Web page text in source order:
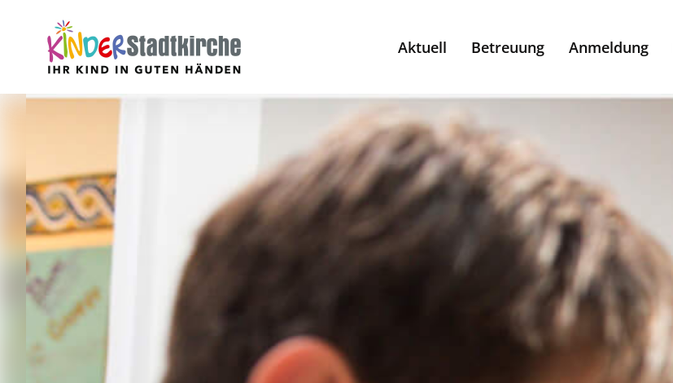
Aktuell Betreuung Anmeldung
Aktuell
Über uns
Leitbild
Verein
Geschäftsführung
Mitarbeiter
Stellenangebote
Betreuung
Gymnasien
Goethe- Gymnasium
Humboldt- Gymnasium
Kant- Gymnasium
Lessing- Gymnasium
Grundschulen